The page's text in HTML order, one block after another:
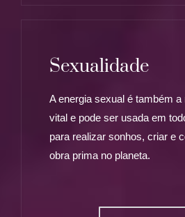
Sexualidade
A energia sexual é também a
vital e pode ser usada em
para realizar sonhos, criar e
obra prima no planeta.